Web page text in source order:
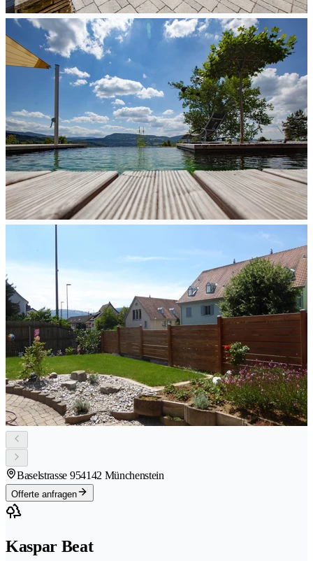
Baselstrasse 954142 Münchenstein
Offerte anfragen
Kaspar Beat